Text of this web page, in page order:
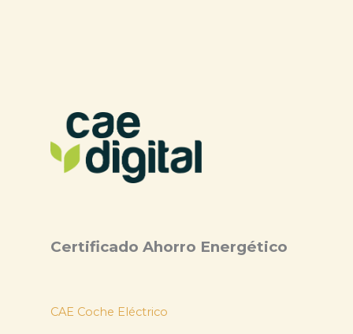
Certificado Ahorro Energético
CAE Coche Eléctrico